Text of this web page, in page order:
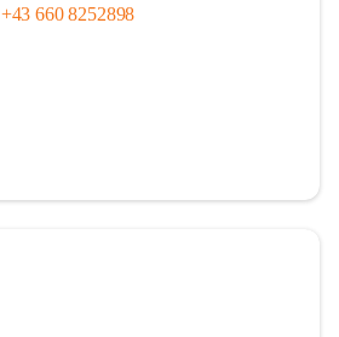
+43 660 8252898